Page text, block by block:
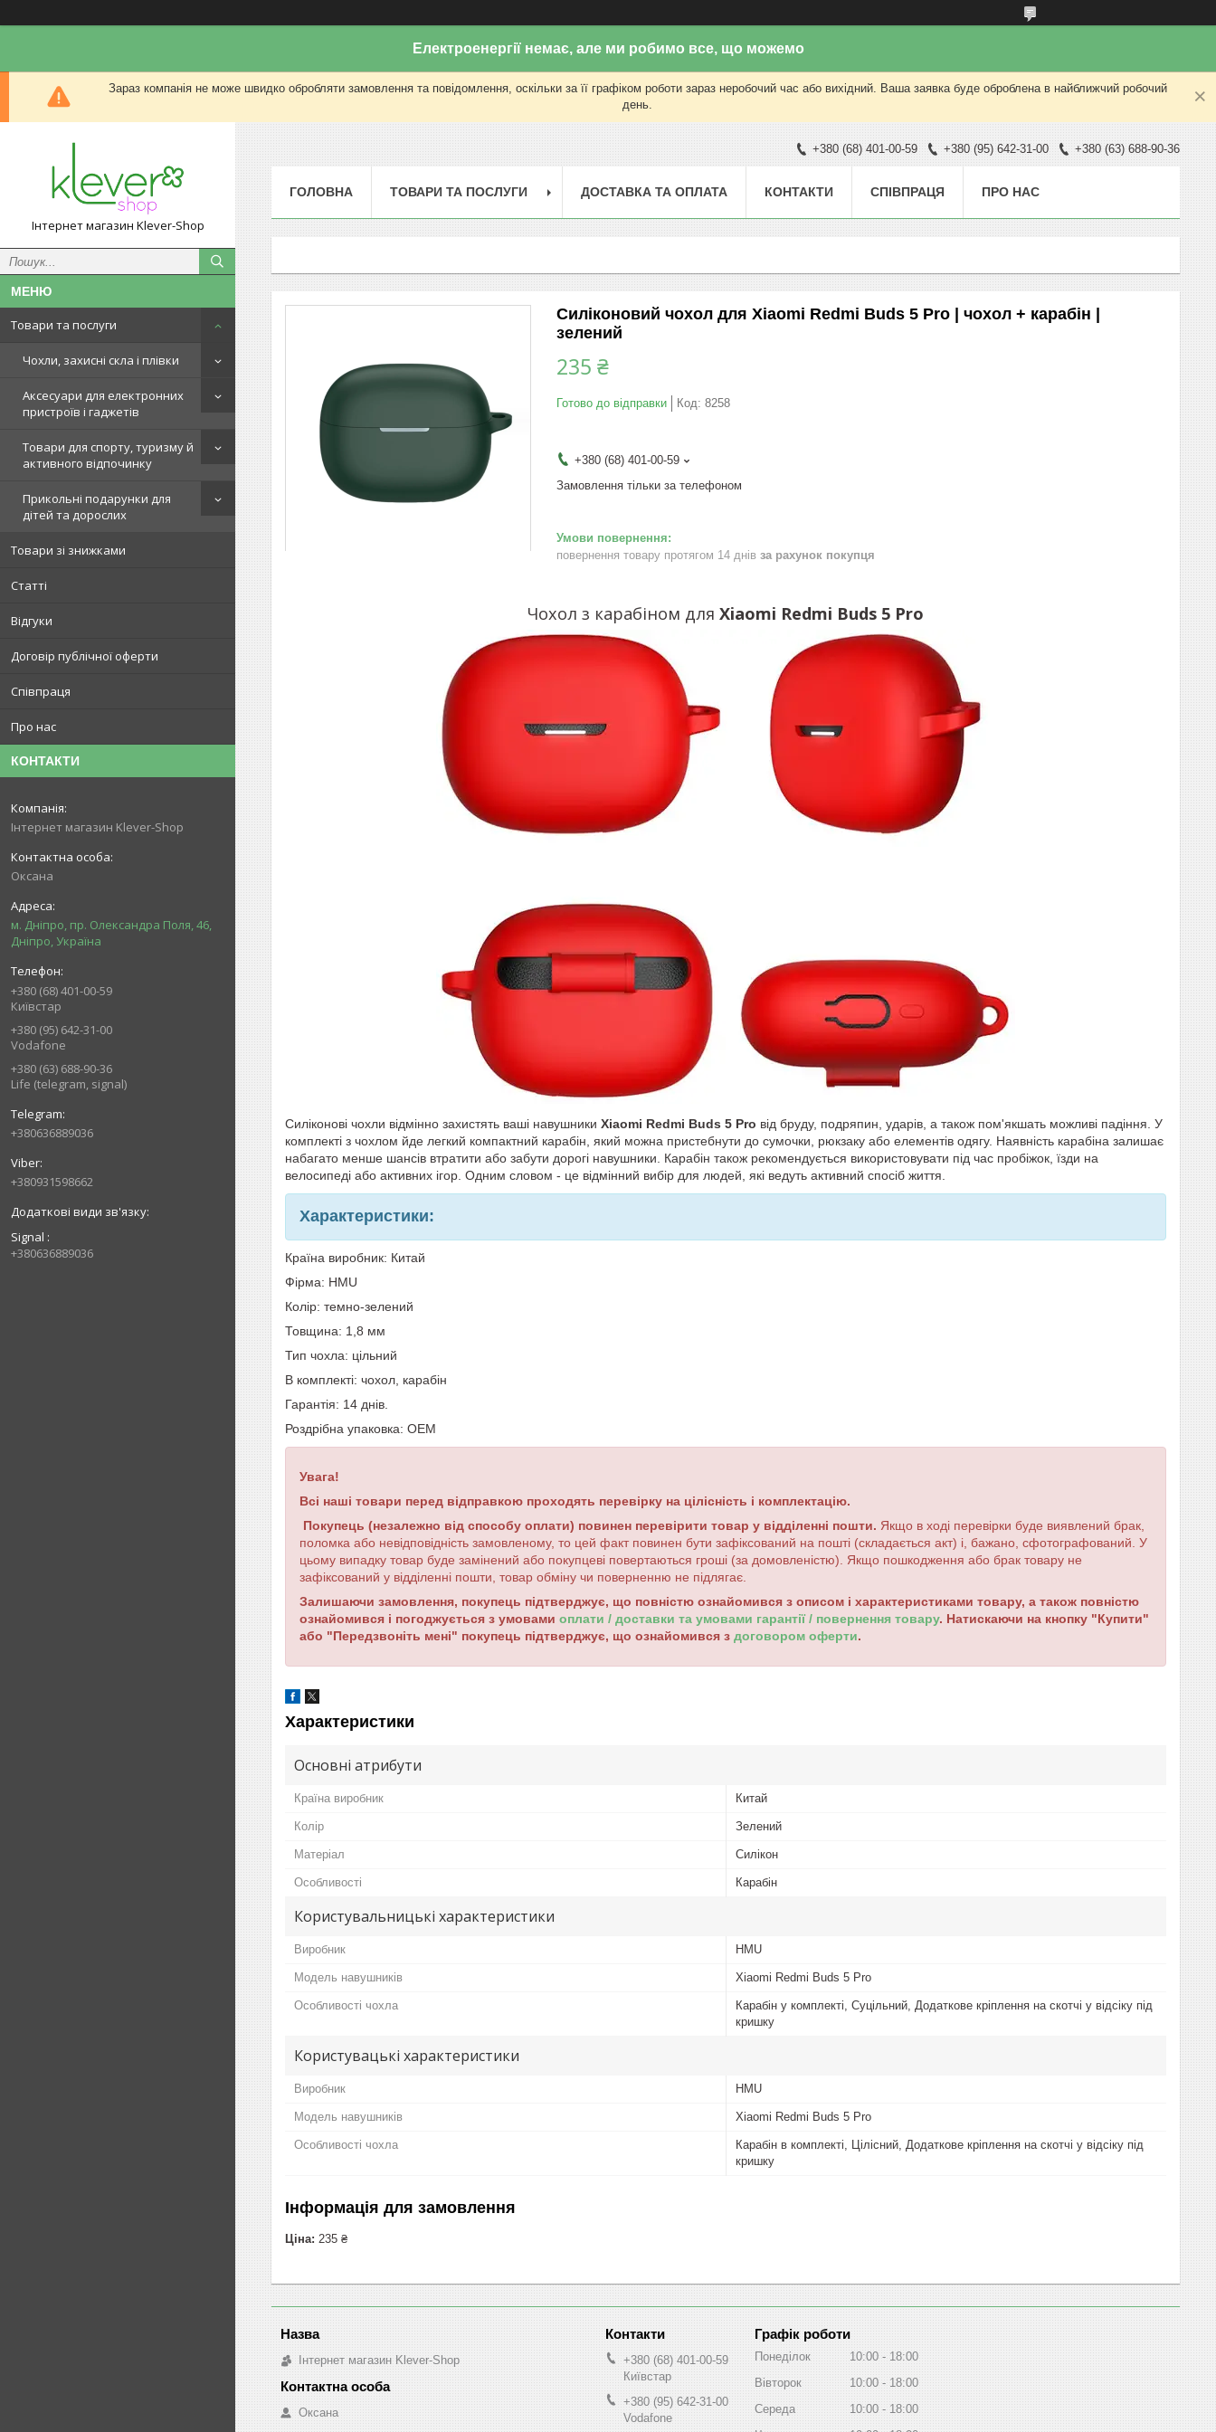
Електроенергії немає, але ми робимо все, що можемо
Зараз компанія не може швидко обробляти замовлення та повідомлення, оскільки за її графіком роботи зараз неробочий час або вихідний. Ваша заявка буде оброблена в найближчий робочий
день.
Інтернет магазин Klever-Shop
Товари та послуги
Чохли, захисні скла і плівки
Аксесуари для електронних
пристроїв і гаджетів
Товари для спорту, туризму й
активного відпочинку
Прикольні подарунки для
дітей та дорослих
Товари зі знижками
Статті
Відгуки
Договір публічної оферти
Співпраця
Про нас
КОНТАКТИ
Інтернет магазин Klever-Shop
Оксана
м. Дніпро, пр. Олександра Поля, 46,
Дніпро, Україна
+380 (68) 401-00-59
Київстар
+380 (95) 642-31-00
Vodafone
+380 (63) 688-90-36
Life (telegram, signal)
+380636889036
+380931598662
Signal
+380636889036
+380 (68) 401-00-59 +380 (95) 642-31-00 +380 (63) 688-90-36
ГОЛОВНА ТОВАРИ ТА ПОСЛУГИ ДОСТАВКА ТА ОПЛАТА КОНТАКТИ СПІВПРАЦЯ ПРО НАС
Силіконовий чохол для Xiaomi Redmi Buds 5 Pro | чохол + карабін |
зелений
235 ₴
Готово до відправки Код: 8258
+380 (68) 401-00-59
Замовлення тільки за телефоном
повернення товару протягом 14 днів за рахунок покупця
Чохол з карабіном для Xiaomi Redmi Buds 5 Pro
Силіконові чохли відмінно захистять ваші навушники Xiaomi Redmi Buds 5 Pro від бруду, подряпин, ударів, а також пом'якшать можливі падіння. У
комплекті з чохлом йде легкий компактний карабін, який можна пристебнути до сумочки, рюкзаку або елементів одягу. Наявність карабіна залишає
набагато менше шансів втратити або забути дорогі навушники. Карабін також рекомендується використовувати під час пробіжок, їзди на
велосипеді або активних ігор. Одним словом - це відмінний вибір для людей, які ведуть активний спосіб життя.
Характеристики:
Країна виробник: Китай
Фірма: HMU
Колір: темно-зелений
Товщина: 1,8 мм
Тип чохла: цільний
В комплекті: чохол, карабін
Гарантія: 14 днів.
Роздрібна упаковка: OEM
Увага!
Всі наші товари перед відправкою проходять перевірку на цілісність і комплектацію.
Покупець (незалежно від способу оплати) повинен перевірити товар у відділенні пошти. Якщо в ході перевірки буде виявлений брак,
поломка або невідповідність замовленому, то цей факт повинен бути зафіксований на пошті (складається акт) і, бажано, сфотографований. У
цьому випадку товар буде замінений або покупцеві повертаються гроші (за домовленістю). Якщо пошкодження або брак товару не
зафіксований у відділенні пошти, товар обміну чи поверненню не підлягає.
Залишаючи замовлення, покупець підтверджує, що повністю ознайомився з описом і характеристиками товару, а також повністю
ознайомився і погоджується з умовами оплати / доставки та умовами гарантії / повернення товару. Натискаючи на кнопку "Купити"
або "Передзвоніть мені" покупець підтверджує, що ознайомився з договором оферти.
Характеристики
Основні атрибути
Країна виробник Китай
Колір Зелений
Матеріал Силікон
Особливості Карабін
Користувальницькі характеристики
Виробник HMU
Модель навушників Xiaomi Redmi Buds 5 Pro
Особливості чохла
Карабін у комплекті, Суцільний, Додаткове кріплення на скотчі у відсіку під
кришку
Користувацькi характеристики
Виробник HMU
Модель навушників Xiaomi Redmi Buds 5 Pro
Особливості чохла
Карабін в комплекті, Цілісний, Додаткове кріплення на скотчі у відсіку під
кришку
Інформація для замовлення
Ціна: 235 ₴
Інтернет магазин Klever-Shop
Оксана
+380 (68) 401-00-59
Київстар
+380 (95) 642-31-00
Vodafone
Графік роботи
Понеділок 10:00
18:00
Вівторок
10:00
18:00
Середа
10:00
18:00